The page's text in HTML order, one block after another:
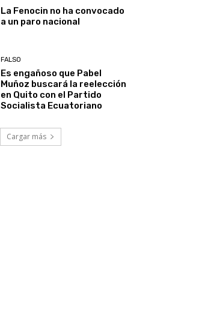
La Fenocin no ha convocado
a un paro nacional
FALSO
Es engañoso que Pabel
Muñoz buscará la reelección
en Quito con el Partido
Socialista Ecuatoriano
Cargar más